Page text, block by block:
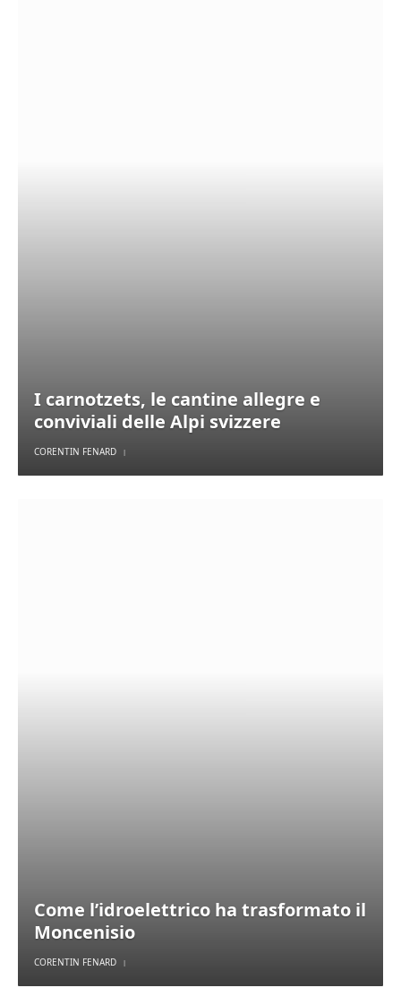
I carnotzets, le cantine allegre e
conviviali delle Alpi svizzere
CORENTIN FENARD
Come l’idroelettrico ha trasformato il
Moncenisio
CORENTIN FENARD